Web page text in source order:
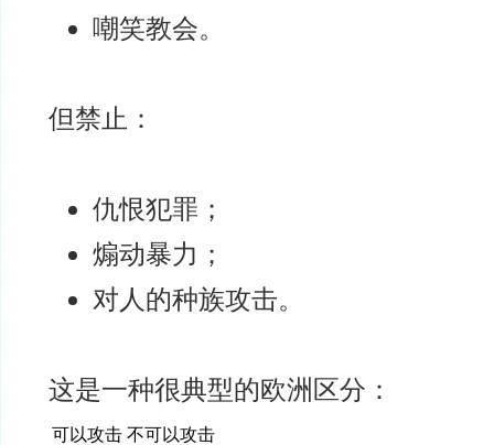
嘲笑教会。
但禁止：
仇恨犯罪；
煽动暴力；
对人的种族攻击。
这是一种很典型的欧洲区分：
可以攻击 不可以攻击